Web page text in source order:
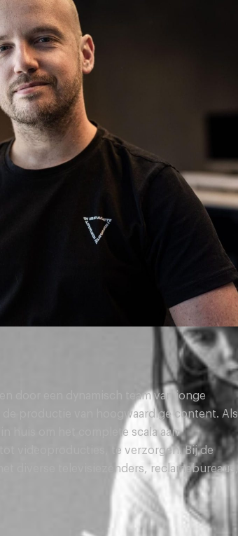
door een dynamisch team van jonge
productie van hoogwaardige content. Als
huis om het complete scala aan
videoproducties, te verzorgen. Bij de
diverse televisiezenders, reclamebureaus,